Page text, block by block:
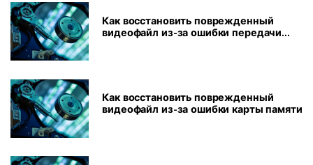
Как восстановить поврежденный
видеофайл из-за ошибки передачи
Как восстановить поврежденный
видеофайл из-за ошибки карты памяти